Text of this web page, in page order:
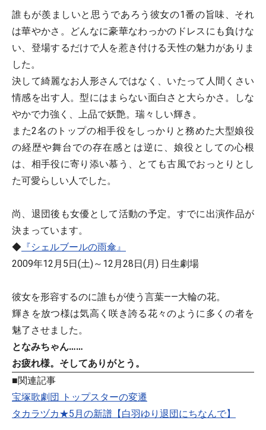
誰もが羨ましいと思うであろう彼女の1番の旨味、それ
は華やかさ。どんなに豪華なわっかのドレスにも負けな
い、登場するだけで人を惹き付ける天性の魅力がありま
した。
決して綺麗なお人形さんではなく、いたって人間くさい
情感を出す人。型にはまらない面白さと大らかさ。しな
やかで力強く、上品で妖艶。瑞々しい輝き。
また2名のトップの相手役をしっかりと務めた大型娘役
の経歴や舞台での存在感とは逆に、娘役としての心根
は、相手役に寄り添い慕う、とても古風でおっとりとし
た可愛らしい人でした。
尚、退団後も女優として活動の予定。すでに出演作品が
決まっています。
◆ 『シェルブールの雨傘』
2009年12月5日(土)～12月28日(月) 日生劇場
彼女を形容するのに誰もが使う言葉――大輪の花。
輝きを放つ様は気高く咲き誇る花々のように多くの者を
魅了させました。
となみちゃん……
お疲れ様。そしてありがとう。
■関連記事
宝塚歌劇団 トップスターの変遷
タカラヅカ★5月の新譜【白羽ゆり退団にちなんで】